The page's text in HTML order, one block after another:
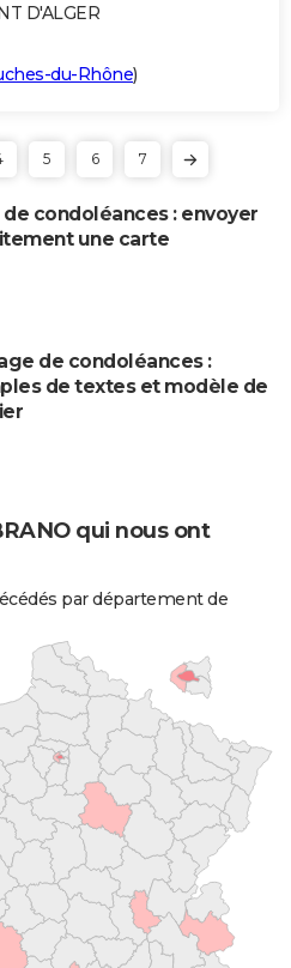
D'ALGER
du-Rhône)
5 6 7
de condoléances : envoyer
une carte
de condoléances :
de textes et modèle de
qui nous ont
par département de